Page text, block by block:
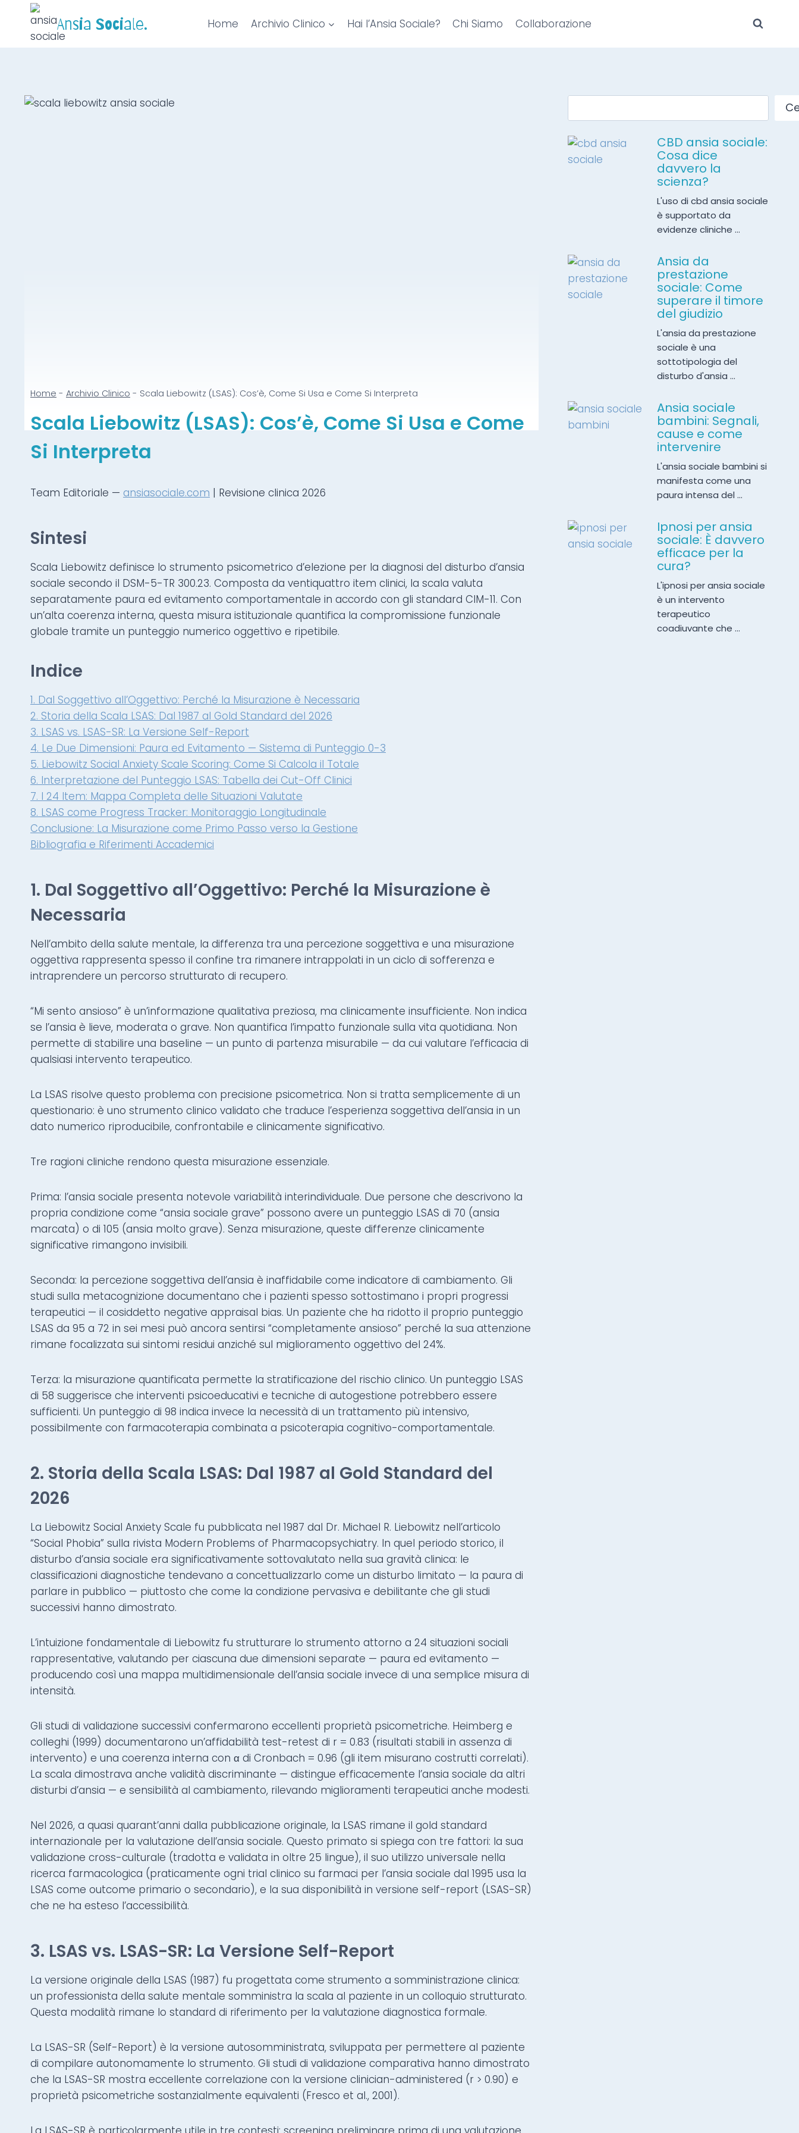
Ansia Sociale. Home Archivio Clinico Hai l’Ansia Sociale? Chi Siamo Collaborazione
Home - Archivio Clinico - Scala Liebowitz (LSAS): Cos’è, Come Si Usa e Come Si Interpreta
Scala Liebowitz (LSAS): Cos’è, Come Si Usa e Come
Si Interpreta
Team Editoriale — ansiasociale.com | Revisione clinica 2026
Sintesi
Scala Liebowitz definisce lo strumento psicometrico d’elezione per la diagnosi del disturbo d’ansia
sociale secondo il DSM-5-TR 300.23. Composta da ventiquattro item clinici, la scala valuta
separatamente paura ed evitamento comportamentale in accordo con gli standard CIM-11. Con
un’alta coerenza interna, questa misura istituzionale quantifica la compromissione funzionale
globale tramite un punteggio numerico oggettivo e ripetibile.
Indice
1. Dal Soggettivo all’Oggettivo: Perché la Misurazione è Necessaria
2. Storia della Scala LSAS: Dal 1987 al Gold Standard del 2026
3. LSAS vs. LSAS-SR: La Versione Self-Report
4. Le Due Dimensioni: Paura ed Evitamento — Sistema di Punteggio 0-3
5. Liebowitz Social Anxiety Scale Scoring: Come Si Calcola il Totale
6. Interpretazione del Punteggio LSAS: Tabella dei Cut-Off Clinici
7. I 24 Item: Mappa Completa delle Situazioni Valutate
8. LSAS come Progress Tracker: Monitoraggio Longitudinale
Conclusione: La Misurazione come Primo Passo verso la Gestione
Bibliografia e Riferimenti Accademici
1. Dal Soggettivo all’Oggettivo: Perché la Misurazione è
Necessaria
Nell’ambito della salute mentale, la differenza tra una percezione soggettiva e una misurazione
oggettiva rappresenta spesso il confine tra rimanere intrappolati in un ciclo di sofferenza e
intraprendere un percorso strutturato di recupero.
“Mi sento ansioso” è un’informazione qualitativa preziosa, ma clinicamente insufficiente. Non indica
se l’ansia è lieve, moderata o grave. Non quantifica l’impatto funzionale sulla vita quotidiana. Non
permette di stabilire una baseline — un punto di partenza misurabile — da cui valutare l’efficacia di
qualsiasi intervento terapeutico.
La LSAS risolve questo problema con precisione psicometrica. Non si tratta semplicemente di un
questionario: è uno strumento clinico validato che traduce l’esperienza soggettiva dell’ansia in un
dato numerico riproducibile, confrontabile e clinicamente significativo.
Tre ragioni cliniche rendono questa misurazione essenziale.
Prima: l’ansia sociale presenta notevole variabilità interindividuale. Due persone che descrivono la
propria condizione come “ansia sociale grave” possono avere un punteggio LSAS di 70 (ansia
marcata) o di 105 (ansia molto grave). Senza misurazione, queste differenze clinicamente
significative rimangono invisibili.
Seconda: la percezione soggettiva dell’ansia è inaffidabile come indicatore di cambiamento. Gli
studi sulla metacognizione documentano che i pazienti spesso sottostimano i propri progressi
terapeutici — il cosiddetto negative appraisal bias. Un paziente che ha ridotto il proprio punteggio
LSAS da 95 a 72 in sei mesi può ancora sentirsi “completamente ansioso” perché la sua attenzione
rimane focalizzata sui sintomi residui anziché sul miglioramento oggettivo del 24%.
Terza: la misurazione quantificata permette la stratificazione del rischio clinico. Un punteggio LSAS
di 58 suggerisce che interventi psicoeducativi e tecniche di autogestione potrebbero essere
sufficienti. Un punteggio di 98 indica invece la necessità di un trattamento più intensivo,
possibilmente con farmacoterapia combinata a psicoterapia cognitivo-comportamentale.
2. Storia della Scala LSAS: Dal 1987 al Gold Standard del
2026
La Liebowitz Social Anxiety Scale fu pubblicata nel 1987 dal Dr. Michael R. Liebowitz nell’articolo
“Social Phobia” sulla rivista Modern Problems of Pharmacopsychiatry. In quel periodo storico, il
disturbo d’ansia sociale era significativamente sottovalutato nella sua gravità clinica: le
classificazioni diagnostiche tendevano a concettualizzarlo come un disturbo limitato — la paura di
parlare in pubblico — piuttosto che come la condizione pervasiva e debilitante che gli studi
successivi hanno dimostrato.
L’intuizione fondamentale di Liebowitz fu strutturare lo strumento attorno a 24 situazioni sociali
rappresentative, valutando per ciascuna due dimensioni separate — paura ed evitamento —
producendo così una mappa multidimensionale dell’ansia sociale invece di una semplice misura di
intensità.
Gli studi di validazione successivi confermarono eccellenti proprietà psicometriche. Heimberg e
colleghi (1999) documentarono un’affidabilità test-retest di r = 0.83 (risultati stabili in assenza di
intervento) e una coerenza interna con α di Cronbach = 0.96 (gli item misurano costrutti correlati).
La scala dimostrava anche validità discriminante — distingue efficacemente l’ansia sociale da altri
disturbi d’ansia — e sensibilità al cambiamento, rilevando miglioramenti terapeutici anche modesti.
Nel 2026, a quasi quarant’anni dalla pubblicazione originale, la LSAS rimane il gold standard
internazionale per la valutazione dell’ansia sociale. Questo primato si spiega con tre fattori: la sua
validazione cross-culturale (tradotta e validata in oltre 25 lingue), il suo utilizzo universale nella
ricerca farmacologica (praticamente ogni trial clinico su farmaci per l’ansia sociale dal 1995 usa la
LSAS come outcome primario o secondario), e la sua disponibilità in versione self-report (LSAS-SR)
che ne ha esteso l’accessibilità.
3. LSAS vs. LSAS-SR: La Versione Self-Report
La versione originale della LSAS (1987) fu progettata come strumento a somministrazione clinica:
un professionista della salute mentale somministra la scala al paziente in un colloquio strutturato.
Questa modalità rimane lo standard di riferimento per la valutazione diagnostica formale.
La LSAS-SR (Self-Report) è la versione autosomministrata, sviluppata per permettere al paziente
di compilare autonomamente lo strumento. Gli studi di validazione comparativa hanno dimostrato
che la LSAS-SR mostra eccellente correlazione con la versione clinician-administered (r > 0.90) e
proprietà psicometriche sostanzialmente equivalenti (Fresco et al., 2001).
CBD ansia sociale:
Cosa dice
davvero la
scienza?
L'uso di cbd ansia sociale
è supportato da
evidenze cliniche ...
Ansia da
prestazione
sociale: Come
superare il timore
del giudizio
L'ansia da prestazione
sociale è una
sottotipologia del
disturbo d'ansia ...
Ansia sociale
bambini: Segnali,
cause e come
intervenire
L'ansia sociale bambini si
manifesta come una
paura intensa del ...
Ipnosi per ansia
sociale: È davvero
efficace per la
cura?
L'ipnosi per ansia sociale
è un intervento
terapeutico
coadiuvante che ...